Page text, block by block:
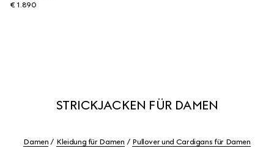
€ 1.890
STRICKJACKEN FÜR DAMEN
Damen Kleidung für Damen
Pullover und Cardigans für Damen